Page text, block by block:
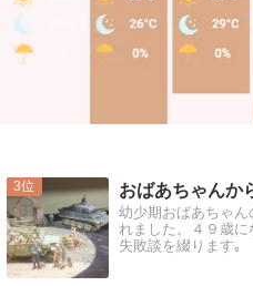
3
幼少期おばあちゃん
れました。４９歳
失敗談を綴ります｡